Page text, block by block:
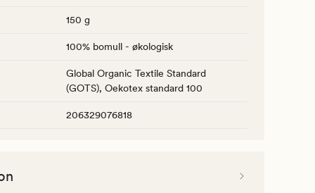
150 g
100% bomull - økologisk
Global Organic Textile Standard
(GOTS), Oekotex standard 100
206329076818